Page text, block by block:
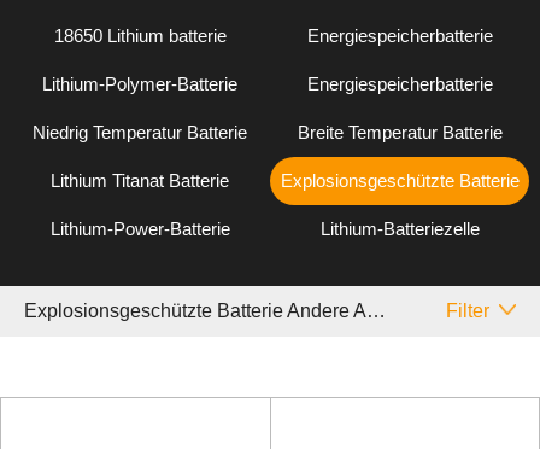
18650 Lithium batterie Energiespeicherbatterie
Lithium-Polymer-Batterie Energiespeicherbatterie
Niedrig Temperatur Batterie Breite Temperatur Batterie
Lithium Titanat Batterie Explosionsgeschützte Batterie
Lithium-Power-Batterie Lithium-Batteriezelle
Explosionsgeschützte Batterie Andere Andere Filter